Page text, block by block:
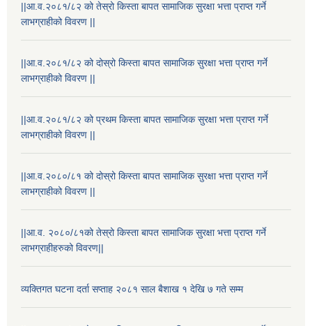
||आ.व.२०८१/८२ को तेस्रो किस्ता बापत सामाजिक सुरक्षा भत्ता प्राप्त गर्ने
लाभग्राहीको विवरण ||
||आ.व.२०८१/८२ को दोस्रो किस्ता बापत सामाजिक सुरक्षा भत्ता प्राप्त गर्ने
लाभग्राहीको विवरण ||
||आ.व.२०८१/८२ को प्रथम किस्ता बापत सामाजिक सुरक्षा भत्ता प्राप्त गर्ने
लाभग्राहीको विवरण ||
||आ.व.२०८०/८१ को दोस्रो किस्ता बापत सामाजिक सुरक्षा भत्ता प्राप्त गर्ने
लाभग्राहीको विवरण ||
||आ.व. २०८०/८१को तेस्रो किस्ता बापत सामाजिक सुरक्षा भत्ता प्राप्त गर्ने
लाभग्राहीहरुको विवरण||
व्यक्तिगत घटना दर्ता सप्ताह २०८१ साल बैशाख १ देखि ७ गते सम्म